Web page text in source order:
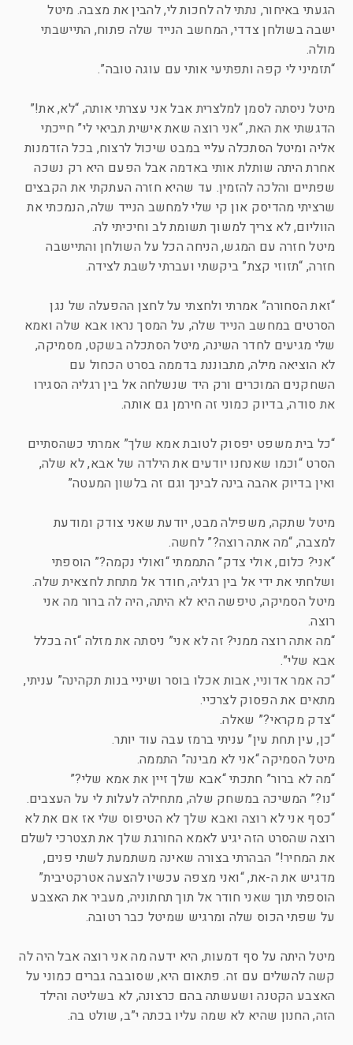
הגעתי באיחור, נתתי לה לחכות לי, להבין את מצבה. מיטל
ישבה בשולחן צדדי, המחשב הנייד שלה פתוח, התיישבתי
מולה.
“תזמיני לי קפה ותפתיעי אותי עם עוגה טובה”.
מיטל ניסתה לסמן למלצרית אבל אני עצרתי אותה, “לא, את!”
הדגשתי את האת, “אני רוצה שאת אישית תביאי לי” חייכתי
אליה ומיטל הסתכלה עליי במבט שיכול לרצוח, בכל הזדמנות
אחרת היתה שותלת אותי באדמה אבל הפעם היא רק נשכה
שפתיים והלכה להזמין. עד שהיא חזרה העתקתי את הקבצים
שרציתי מהדיסק און קי שלי למחשב הנייד שלה, הנמכתי את
הווליום, לא צריך למשוך תשומת לב וחיכיתי לה.
מיטל חזרה עם המגש, הניחה הכל על השולחן והתיישבה
חזרה, “תזוזי קצת” ביקשתי ועברתי לשבת לצידה.
“זאת הסחורה” אמרתי ולחצתי על לחצן ההפעלה של נגן
הסרטים במחשב הנייד שלה, על המסך נראו אבא שלה ואמא
שלי מגיעים לחדר השינה, מיטל הסתכלה בשקט, מסמיקה,
לא הוציאה מילה, מתבוננת בדממה בסרט הכחול עם
השחקנים המוכרים ורק היד שנשלחה אל בין רגליה הסגירו
את סודה, בדיוק כמוני זה חירמן גם אותה.
“כל בית משפט יפסוק לטובת אמא שלך” אמרתי כשהסתיים
הסרט “וכמו שאנחנו יודעים את הילדה של אבא, לא שלה,
ואין בדיוק אהבה בינה לבינך וגם זה בלשון המעטה”
מיטל שתקה, משפילה מבט, יודעת שאני צודק ומודעת
למצבה, “מה אתה רוצה?” לחשה.
“אני? כלום, אולי צדק” התממתי “ואולי נקמה?” הוספתי
ושלחתי את ידי אל בין רגליה, חודר אל מתחת לחצאית שלה.
מיטל הסמיקה, טיפשה היא לא היתה, היה לה ברור מה אני
רוצה.
“מה אתה רוצה ממני? זה לא אני” ניסתה את מזלה “זה בכלל
אבא שלי”.
“כה אמר אדוניי, אבות אכלו בוסר ושיניי בנות תקהינה” עניתי,
מתאים את הפסוק לצרכיי.
“צדק מקראי?” שאלה.
“כן, עין תחת עין” עניתי ברמז עבה עוד יותר.
מיטל הסמיקה “אני לא מבינה” התממה.
“מה לא ברור” חתכתי “אבא שלך זיין את אמא שלי?”
“נו?” המשיכה במשחק שלה, מתחילה לעלות לי על העצבים.
“כסף אני לא רוצה ואבא שלך לא הטיפוס שלי אז אם את לא
רוצה שהסרט הזה יגיע לאמא החורגת שלך את תצטרכי לשלם
את המחיר!” הבהרתי בצורה שאינה משתמעת לשתי פנים,
מדגיש את ה-את, “ואני מצפה עכשיו להצעה אטרקטיבית”
הוספתי תוך שאני חודר אל תוך תחתוניה, מעביר את האצבע
על שפתי הכוס שלה ומרגיש שמיטל כבר רטובה.
מיטל היתה על סף דמעות, היא ידעה מה אני רוצה אבל היה לה
קשה להשלים עם זה. פתאום היא, שסובבה גברים כמוני על
האצבע הקטנה ושעשתה בהם כרצונה, לא בשליטה והילד
הזה, החנון שהיא לא שמה עליו בכתה י”ב, שולט בה.